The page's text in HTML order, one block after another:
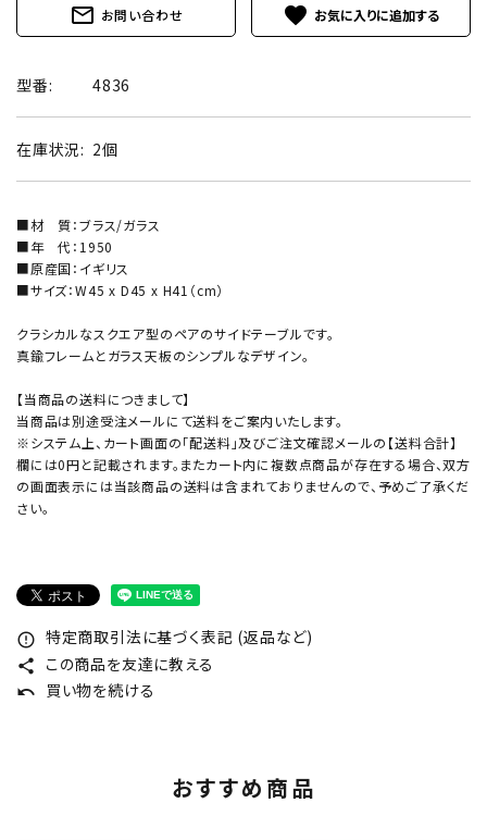
mail_outline お問い合わせ favorite
型番: 4836
在庫状況: 2個
■材 質：ブラス/ガラス
■年 代：1950
■原産国：イギリス
■サイズ：W45 x D45 x H41（cm）
クラシカルなスクエア型のペアのサイドテーブルです。
真鍮フレームとガラス天板のシンプルなデザイン。
【当商品の送料につきまして】
当商品は別途受注メールにて送料をご案内いたします。
※システム上、カート画面の「配送料」及びご注文確認メールの【送料合計】
欄には0円と記載されます。またカート内に複数点商品が存在する場合、双方
の画面表示には当該商品の送料は含まれておりませんので、予めご了承くだ
さい。
error_outline 特定商取引法に基づく表記 (返品など)
share この商品を友達に教える
undo 買い物を続ける
おすすめ商品